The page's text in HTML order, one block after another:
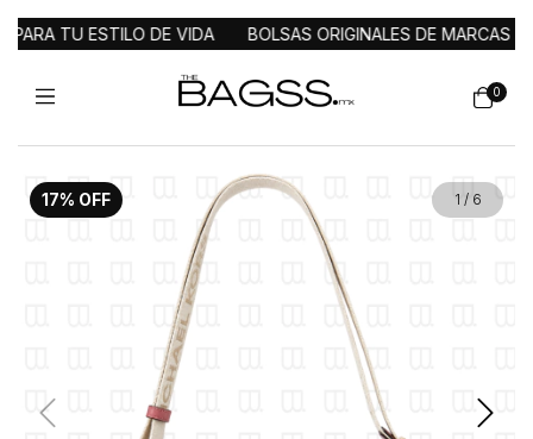
TU ESTILO DE VIDA BOLSAS ORIGINALES DE MARCAS
0
17% OFF 1 / 6